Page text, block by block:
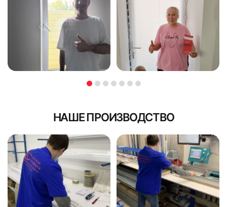
НАШЕ ПРОИЗВОДСТВО